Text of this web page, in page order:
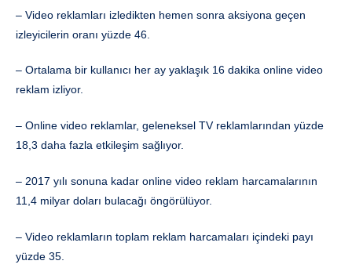
– Video reklamları izledikten hemen sonra aksiyona geçen
izleyicilerin oranı yüzde 46.
– Ortalama bir kullanıcı her ay yaklaşık 16 dakika online video
reklam izliyor.
– Online video reklamlar, geleneksel TV reklamlarından yüzde
18,3 daha fazla etkileşim sağlıyor.
– 2017 yılı sonuna kadar online video reklam harcamalarının
11,4 milyar doları bulacağı öngörülüyor.
– Video reklamların toplam reklam harcamaları içindeki payı
yüzde 35.